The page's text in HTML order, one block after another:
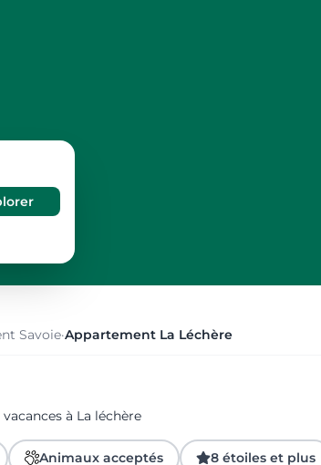
Savoie·Appartement La Léchère
à La léchère
Animaux acceptés 8 étoiles et plus